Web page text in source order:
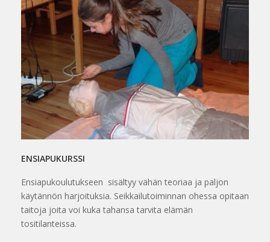
ENSIAPUKURSSI
Ensiapukoulutukseen sisältyy vähän teoriaa ja paljon
käytännön harjoituksia. Seikkailutoiminnan ohessa opitaan
taitoja joita voi kuka tahansa tarvita elämän
tositilanteissa.